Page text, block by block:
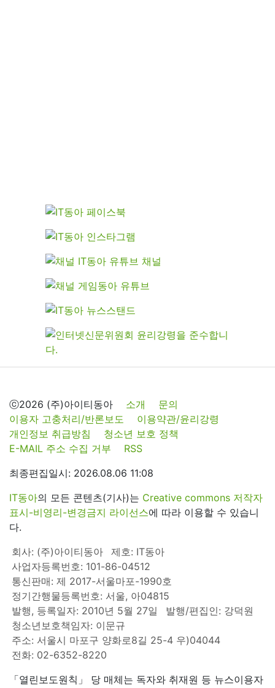
ⓒ2026 (주)아이티동아 소개
문의
이용자 고충처리/반론보도
이용약관/윤리강령
개인정보 취급방침
청소년 보호 정책
E-MAIL 주소 수집 거부
RSS
최종편집일시: 2026.08.06 11:08
IT동아의 모든 콘텐츠(기사)는 Creative commons 저작자
표시-비영리-변경금지 라이선스에 따라 이용할 수 있습니
다.
회사: (주)아이티동아
제호: IT동아
사업자등록번호: 101-86-04512
통신판매: 제 2017-서울마포-1990호
정기간행물등록번호: 서울, 아04815
발행, 등록일자: 2010년 5월 27일
발행/편집인: 강덕원
청소년보호책임자: 이문규
주소: 서울시 마포구 양화로8길 25-4 우)04044
전화: 02-6352-8220
「열린보도원칙」 당 매체는 독자와 취재원 등 뉴스이용자